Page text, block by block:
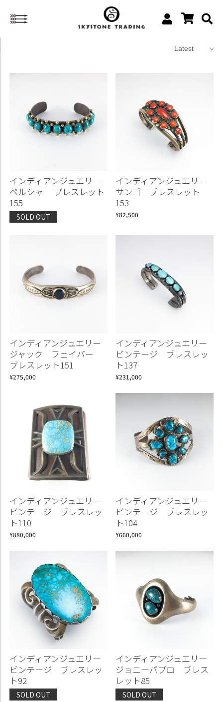
インディアンジュエリー
ペルシャ ブレスレット
155
SOLD OUT
インディアンジュエリー
サンゴ ブレスレット
153
¥82,500
インディアンジュエリー
ジャック フェイバー
ブレスレット151
¥275,000
インディアンジュエリー
ビンテージ ブレスレッ
ト137
¥231,000
インディアンジュエリー
ビンテージ ブレスレッ
ト110
¥880,000
インディアンジュエリー
ビンテージ ブレスレッ
ト104
¥660,000
インディアンジュエリー
ビンテージ ブレスレッ
ト92
SOLD OUT
インディアンジュエリー
ジョニーパブロ ブレス
レット85
SOLD OUT